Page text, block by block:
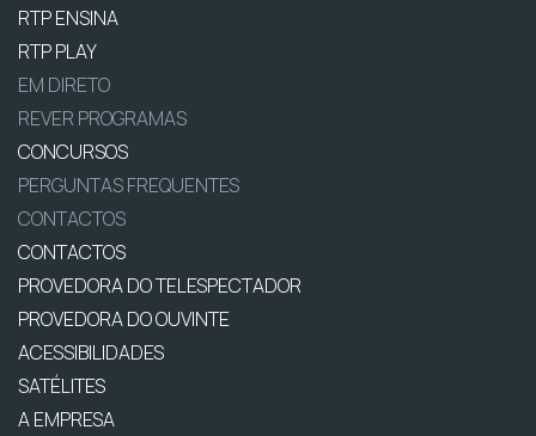
RTP ENSINA
RTP PLAY
EM DIRETO
REVER PROGRAMAS
CONCURSOS
PERGUNTAS FREQUENTES
CONTACTOS
CONTACTOS
PROVEDORA DO TELESPECTADOR
PROVEDORA DO OUVINTE
ACESSIBILIDADES
SATÉLITES
A EMPRESA